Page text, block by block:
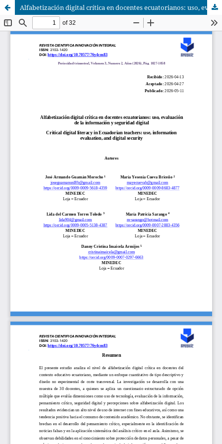
Alfabetización digital crítica en docentes ecuatorianos: uso, evaluación de la información y seguridad digital